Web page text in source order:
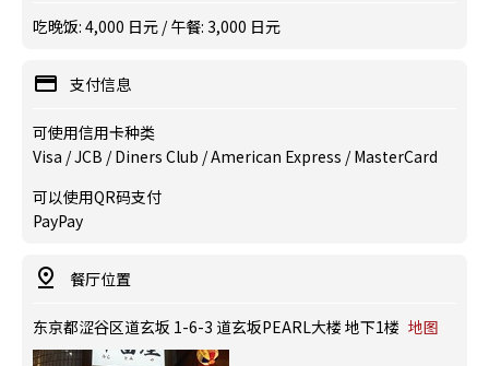
吃晚饭: 4,000 日元 / 午餐: 3,000 日元
支付信息
可使用信用卡种类
Visa / JCB / Diners Club / American Express / MasterCard
可以使用QR码支付
PayPay
餐厅位置
东京都涩谷区道玄坂 1-6-3 道玄坂PEARL大楼 地下1楼 地图